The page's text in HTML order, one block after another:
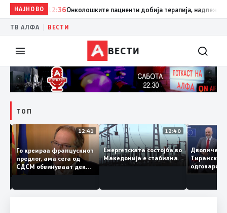
НАЈНОВО
12:36 Онколошките пациенти добија терапија, надлежните
ТВ АЛФА ВЕСТИ
ВЕСТИ
ТОП
13:00
бран
12:41
Го креираа францускиот
предлог, ама сега од
СДСМ обвинуваат дека
Владата тајно
12:40
Енергетската состојба во
Македонија е стабилна